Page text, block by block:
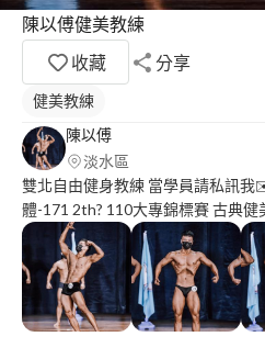
陳以傅健美教練
收藏
分享
健美教練
陳以傅
淡水區
雙北自由健身教練 當學員請私訊
體-171 2th? 110大專錦標賽 古典健
典健美-171 7th?️ 109廣亞盃 古典健
隊 創辦人??‍♂️